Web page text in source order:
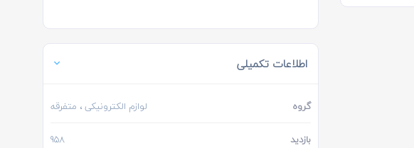
اطلاعات تکمیلی
گروه لوازم الکترونیکی، متفرقه
بازدید 958